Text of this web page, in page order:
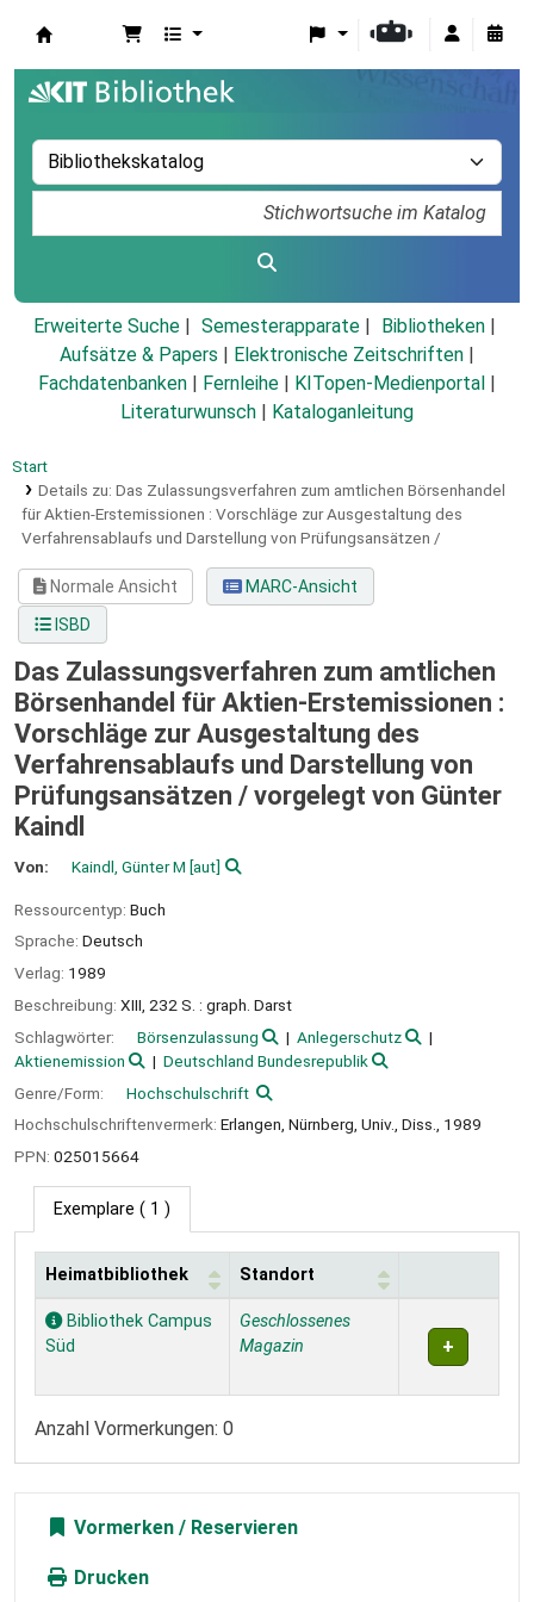
Erweiterte Suche Semesterapparate
Bibliotheken
Aufsätze & Papers
Elektronische Zeitschriften
Fachdatenbanken
Fernleihe KITopen-Medienportal
Literaturwunsch
Kataloganleitung
Start
Details zu: Das Zulassungsverfahren zum amtlichen Börsenhandel
für Aktien-Erstemissionen : Vorschläge zur Ausgestaltung des
Verfahrensablaufs und Darstellung von Prüfungsansätzen /
Normale Ansicht
MARC-Ansicht
ISBD
Das Zulassungsverfahren zum amtlichen
Börsenhandel für Aktien-Erstemissionen :
Vorschläge zur Ausgestaltung des
Verfahrensablaufs und Darstellung von
Prüfungsansätzen / vorgelegt von Günter
Kaindl
Von: Kaindl, Günter M [aut]
Ressourcentyp: Buch
Sprache: Deutsch
Verlag: 1989
Beschreibung: XIII, 232 S. : graph. Darst
Schlagwörter:
Börsenzulassung
Anlegerschutz
Aktienemission
Deutschland Bundesrepublik
Genre/Form:
Hochschulschrift
Hochschulschriftenvermerk: Erlangen, Nürnberg, Univ., Diss., 1989
PPN: 025015664
Exemplare ( 1 )
Exemplare
Heimatbibliothek Standort
Bibliothek Campus
Süd
Geschlossenes
Magazin
Anzahl Vormerkungen: 0
Vormerken
Drucken